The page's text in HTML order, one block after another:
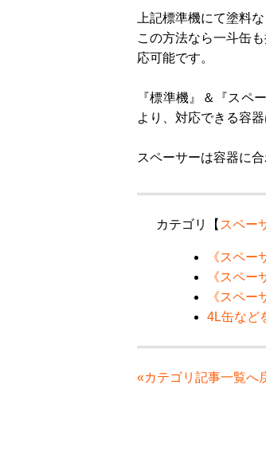
上記標準機にて塗料
この方法なら一斗缶
応可能です。
『標準機』＆『スペ
より、対応できる容
スペーサーは容器に
カテゴリ【 スペー
《スペー
《スペー
《スペー
4L缶など
«カテゴリ記事一覧へ